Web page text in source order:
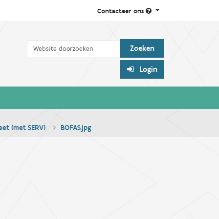
Contacteer ons
Zoek
Login
(met SERV) BOFAS.jpg